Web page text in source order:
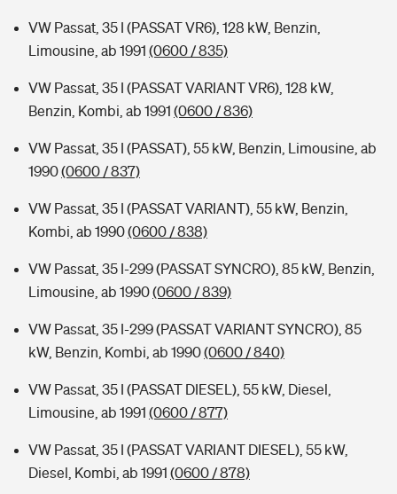
VW Passat, 35 I (PASSAT VR6), 128 kW, Benzin,
Limousine, ab 1991 (0600 / 835)
VW Passat, 35 I (PASSAT VARIANT VR6), 128 kW,
Benzin, Kombi, ab 1991 (0600 / 836)
VW Passat, 35 I (PASSAT), 55 kW, Benzin, Limousine, ab
1990(0600 / 837)
VW Passat, 35 I (PASSAT VARIANT), 55 kW, Benzin,
Kombi, ab 1990(0600 / 838)
VW Passat, 35 I-299 (PASSAT SYNCRO), 85 kW, Benzin,
Limousine, ab 1990(0600 / 839)
VW Passat, 35 I-299 (PASSAT VARIANT SYNCRO), 85
kW, Benzin, Kombi, ab 1990(0600 / 840)
VW Passat, 35 I (PASSAT DIESEL), 55 kW, Diesel,
Limousine, ab 1991 (0600 / 877)
VW Passat, 35 I (PASSAT VARIANT DIESEL), 55 kW,
Diesel, Kombi, ab 1991 (0600 / 878)